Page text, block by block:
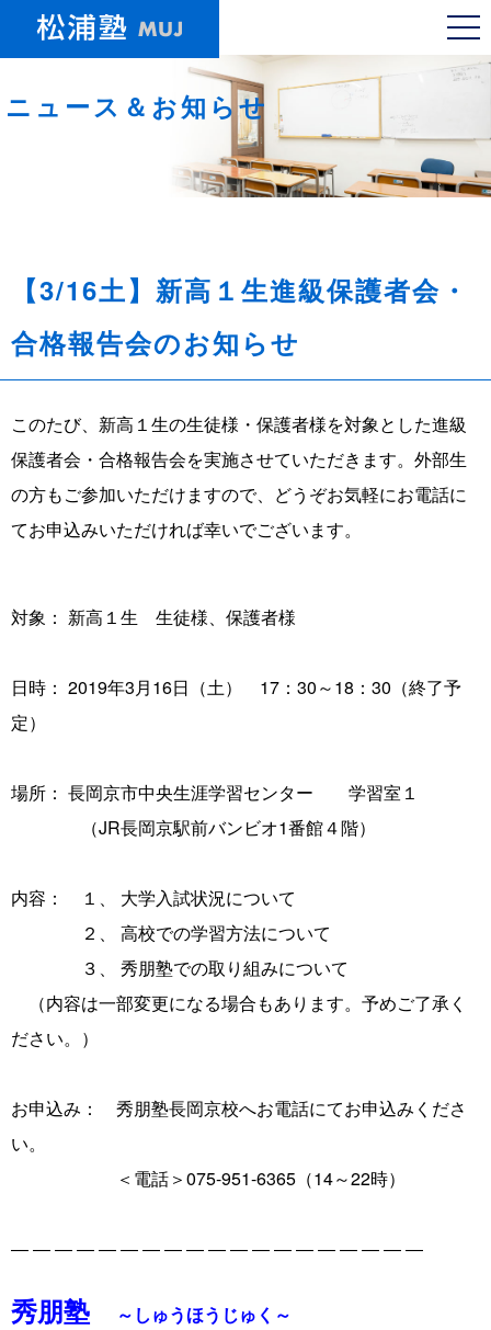
ニュース＆お知らせ
【3/16土】新高１生進級保護者会・
合格報告会のお知らせ
このたび、新高１生の生徒様・保護者様を対象とした進級
保護者会・合格報告会を実施させていただきます。外部生
の方もご参加いただけますので、どうぞお気軽にお電話に
てお申込みいただければ幸いでございます。
対象： 新高１生 生徒様、保護者様
日時： 2019年3月16日（土） 17：30～18：30（終了予
定）
場所： 長岡京市中央生涯学習センター 学習室１
（JR長岡京駅前バンビオ1番館４階）
内容： １、 大学入試状況について
２、 高校での学習方法について
３、 秀朋塾での取り組みについて
（内容は一部変更になる場合もあります。予めご了承く
ださい。）
お申込み： 秀朋塾長岡京校へお電話にてお申込みくださ
い。
＜電話＞075-951-6365（14～22時）
― ― ― ― ― ― ― ― ― ― ― ― ― ― ― ― ― ― ―
秀朋塾 ～しゅうほうじゅく～